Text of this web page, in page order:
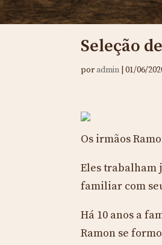
Seleção
poradmin |01/06/
Os irmãos
Eles trabalham
familiar com
Há 10 anos a
Ramon se